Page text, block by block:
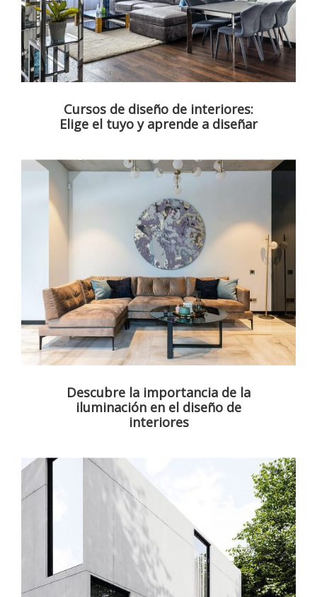
Cursos de diseño de interiores:
Elige el tuyo y aprende a diseñar
Descubre la importancia de la
iluminación en el diseño de
interiores